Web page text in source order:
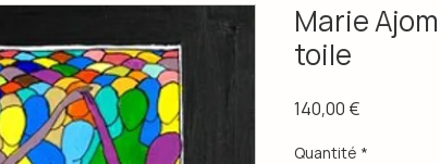
Marie
toile
140,00 €
Quantité *